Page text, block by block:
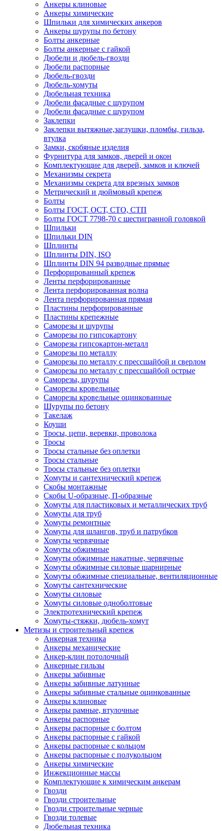
Анкеры клиновые
Анкеры химические
Шпильки для химических анкеров
Анкеры шурупы по бетону
Болты анкерные
Болты анкерные с гайкой
Дюбели и дюбель-гвозди
Дюбели распорные
Дюбель-гвозди
Дюбель-хомуты
Дюбельная техника
Дюбели фасадные с шурупом
Дюбели фасадные с шурупом
Заклепки
Заклепки вытяжные,заглушки, пломбы, гильза,
втулка
Замки, скобяные изделия
Фурнитура для замков, дверей и окон
Комплектующие для дверей, замков и ключей
Механизмы секрета
Механизмы секрета для врезных замков
Метрический и дюймовый крепеж
Болты
Болты ГОСТ, ОСТ, СТО, СТП
Болты ГОСТ 7798-70 с шестигранной головкой
Шпильки
Шпильки DIN
Шплинты
Шплинты DIN, ISO
Шплинты DIN 94 разводные прямые
Перфорированный крепеж
Ленты перфорированные
Лента перфорированная волна
Лента перфорированная прямая
Пластины перфорированные
Пластины крепежные
Саморезы и шурупы
Саморезы по гипсокартону
Саморезы гипсокартон-металл
Саморезы по металлу
Саморезы по металлу с прессшайбой и сверлом
Саморезы по металлу с прессшайбой острые
Саморезы, шурупы
Саморезы кровельные
Саморезы кровельные оцинкованные
Шурупы по бетону
Такелаж
Коуши
Тросы, цепи, веревки, проволока
Тросы
Тросы стальные без оплетки
Тросы стальные
Тросы стальные без оплетки
Хомуты и сантехнический крепеж
Скобы монтажные
Скобы U-образные, П-образные
Хомуты для пластиковых и металлических труб
Хомуты для труб
Хомуты ремонтные
Хомуты для шлангов, труб и патрубков
Хомуты червячные
Хомуты обжимные
Хомуты обжимные накатные, червячные
Хомуты обжимные силовые шарнирные
Хомуты обжимные специальные, вентиляционные
Хомуты сантехнические
Хомуты силовые
Хомуты силовые одноболтовые
Электротехнический крепеж
Хомуты-стяжки, дюбель-хомут
Метизы и строительный крепеж
Анкерная техника
Анкеры механические
Анкер-клин потолочный
Анкерные гильзы
Анкеры забивные
Анкеры забивные латунные
Анкеры забивные стальные оцинкованные
Анкеры клиновые
Анкеры рамные, втулочные
Анкеры распорные
Анкеры распорные с болтом
Анкеры распорные с гайкой
Анкеры распорные с кольцом
Анкеры распорные с полукольцом
Анкеры химические
Инжекционные массы
Комплектующие к химическим анкерам
Гвозди
Гвозди строительные
Гвозди строительные черные
Гвозди толевые
Дюбельная техника